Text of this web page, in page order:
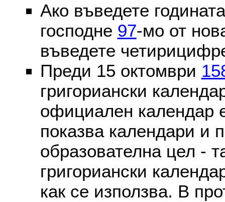
Ако въведете
господне 97-мо от
въведете
Преди 15 октомври
григориански
официален календар
показва календари и
образователна цел -
григориански
как се използва. В